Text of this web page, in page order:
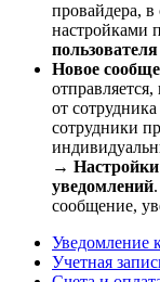
провайдера,
настройками
пользователя
Новое
от
сотрудники
→
уведомлений
сообщение,
Уведомление
Учетная